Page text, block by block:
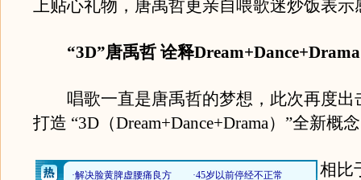
上贴心礼物，唐禹哲更亲自喂歌迷炒饭表示
“3D”唐禹哲 诠释Dream+Dance+Drama
唱歌一直是唐禹哲的梦想，此次再度出
打造 “3D（Dream+Dance+Drama）”全新概
相比